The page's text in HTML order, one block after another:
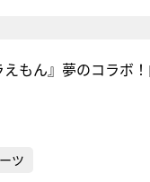
もん』夢のコラボ
ツ